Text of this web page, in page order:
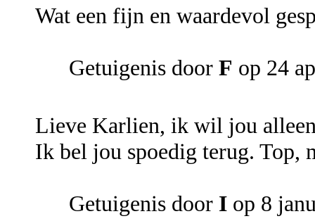
Wat een fijn en waardevol
Getuigenis door F op 24
Lieve Karlien, ik wil jou
Ik bel jou spoedig terug. Top,
Getuigenis door I op 8